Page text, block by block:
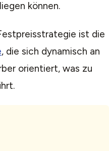
können.
ist die
, die sich dynamisch an
orientiert, was zu